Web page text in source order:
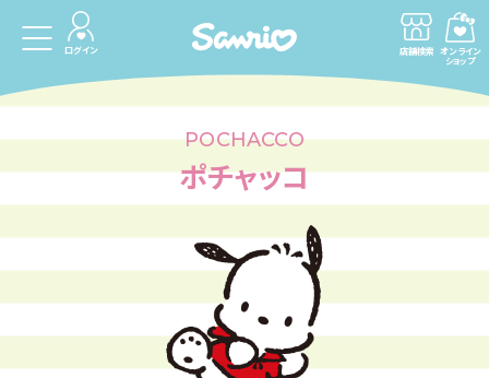
ログイン 店舗検索 オンライン
ショップ
POCHACCO
ポチャッコ